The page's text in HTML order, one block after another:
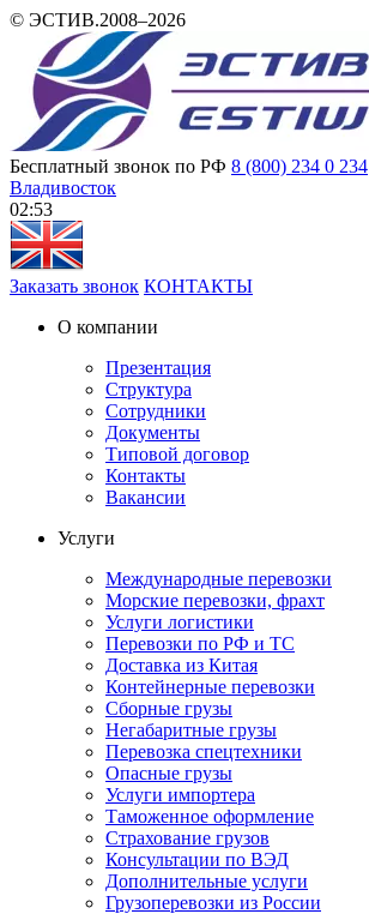
© ЭСТИВ.2008–2026
Бесплатный звонок по РФ 8 (800) 234 0 234
Владивосток
02:53
Заказать звонок КОНТАКТЫ
О компании
Презентация
Структура
Сотрудники
Документы
Типовой договор
Контакты
Вакансии
Услуги
Международные перевозки
Морские перевозки, фрахт
Услуги логистики
Перевозки по РФ и ТС
Доставка из Китая
Контейнерные перевозки
Сборные грузы
Негабаритные грузы
Перевозка спецтехники
Опасные грузы
Услуги импортера
Таможенное оформление
Страхование грузов
Консультации по ВЭД
Дополнительные услуги
Грузоперевозки из России